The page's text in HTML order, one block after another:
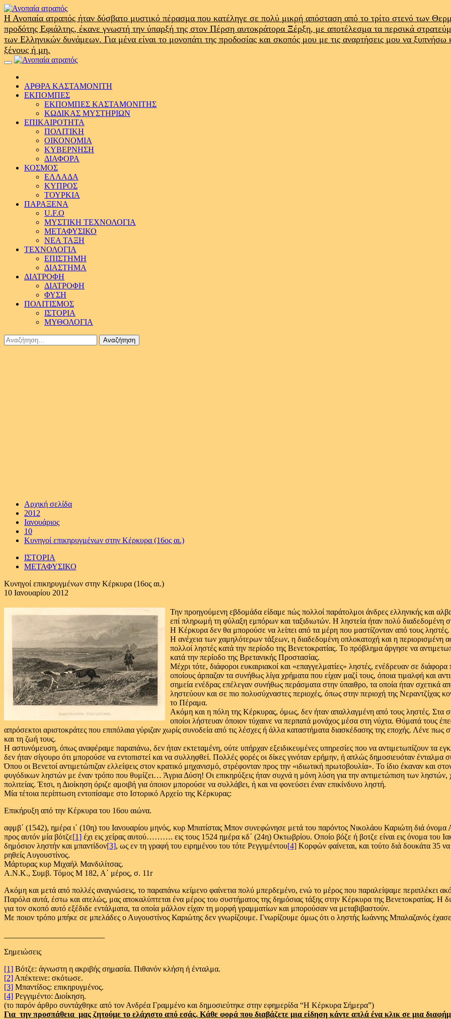
Skip
to
content
Η Ανοπαία ατραπός ήταν δύσβατο μυστικό πέρασμα που κατέληγε σε πολύ μικρή απόσταση από το τρίτο στενό των
προδότης Εφιάλτης, έκανε γνωστή την ύπαρξή της στον Πέρση αυτοκράτορα Ξέρξη, με αποτέλεσμα τα περσικά
των Ελληνικών δυνάμεων. Για μένα είναι το μονοπάτι της προδοσίας και σκοπός μου με τις αναρτήσεις μου να
ξένους ή μη.
Primary
ΑΡΘΡΑ ΚΑΣΤΑΜΟΝΙΤΗ
ΕΚΠΟΜΠΕΣ
ΕΚΠΟΜΠΕΣ ΚΑΣΤΑΜΟΝΙΤΗΣ
ΚΩΔΙΚΑΣ ΜΥΣΤΗΡΙΩΝ
ΕΠΙΚΑΙΡΟΤΗΤΑ
ΠΟΛΙΤΙΚΗ
ΟΙΚΟΝΟΜΙΑ
ΚΥΒΕΡΝΗΣΗ
ΔΙΑΦΟΡΑ
ΚΟΣΜΟΣ
ΕΛΛΑΔΑ
ΚΥΠΡΟΣ
ΤΟΥΡΚΙΑ
ΠΑΡΑΞΕΝΑ
U.F.O
ΜΥΣΤΙΚΗ ΤΕΧΝΟΛΟΓΙΑ
ΜΕΤΑΦΥΣΙΚΟ
ΝΕΑ ΤΑΞΗ
ΤΕΧΝΟΛΟΓΙΑ
ΕΠΙΣΤΗΜΗ
ΔΙΑΣΤΗΜΑ
ΔΙΑΤΡΟΦΗ
ΔΙΑΤΡΟΦΗ
ΦΥΣΗ
ΠΟΛΙΤΙΣΜΟΣ
ΙΣΤΟΡΙΑ
ΜΥΘΟΛΟΓΙΑ
Αναζήτηση
για:
Αρχική σελίδα
2012
Ιανουάριος
10
Κυνηγοί επικηρυγμένων στην Κέρκυρα (16ος αι.)
ΙΣΤΟΡΙΑ
ΜΕΤΑΦΥΣΙΚΟ
Κυνηγοί επικηρυγμένων στην Κέρκυρα (16ος αι.)
10 Ιανουαρίου 2012
Την προηγούμενη εβδομάδα είδαμε πώς πολλοί παράτολμοι άνδρες ελληνικής και
επί πληρωμή τη φύλαξη εμπόρων και ταξιδιωτών. Η ληστεία ήταν πολύ
Η Κέρκυρα δεν θα μπορούσε να λείπει από τα μέρη που μαστίζονταν από τους ληστές.
Η ανέχεια των χαμηλότερων τάξεων, η διαδεδομένη οπλοκατοχή και η
πολλοί ληστές κατά την περίοδο της Βενετοκρατίας. Το πρόβλημα άργησε να
κατά την περίοδο της Βρετανικής Προστασίας.
Μέχρι τότε, διάφοροι ευκαιριακοί και «επαγγελματίες» ληστές, ενέδρευαν σε
οποίους άρπαζαν τα συνήθως λίγα χρήματα που είχαν μαζί τους, όποια τιμαλφή και
σημεία ενέδρας επέλεγαν συνήθως περάσματα στην ύπαιθρο, τα οποία ήταν σχετικά
ληστεύουν και σε πιο πολυσύχναστες περιοχές, όπως στην περιοχή της Νεραντζίχας
το Πέραμα.
Ακόμη και η πόλη της Κέρκυρας, όμως, δεν ήταν απαλλαγμένη από τους ληστές. Στα
οποίοι λήστευαν όποιον τύχαινε να περπατά μονάχος μέσα στη νύχτα. Θύματά τους
απρόσεκτοι αριστοκράτες που επιπόλαια γύριζαν χωρίς συνοδεία από τις λέσχες ή άλλα καταστήματα διασκέδασης της εποχής. Λένε
και τη ζωή τους.
Η αστυνόμευση, όπως αναφέραμε παραπάνω, δεν ήταν εκτεταμένη, ούτε υπήρχαν εξειδικευμένες υπηρεσίες που να αντιμετωπίζουν τα
δεν ήταν σίγουρο ότι μπορούσε να εντοπιστεί και να συλληφθεί. Πολλές φορές οι δίκες γινόταν ερήμην, ή απλώς δημοσιευόταν ένταλμα
Όπου οι Βενετοί αντιμετώπιζαν ελλείψεις στον κρατικό μηχανισμό, στρέφονταν προς την «ιδιωτική πρωτοβουλία». Το ίδιο έκαναν και
φυγόδικων ληστών με έναν τρόπο που θυμίζει… Άγρια Δύση! Οι επικηρύξεις ήταν συχνά η μόνη λύση για την αντιμετώπιση των ληστών,
πολιτείας. Έτσι, η Διοίκηση όριζε αμοιβή για όποιον μπορούσε να συλλάβει, ή και να φονεύσει έναν επικίνδυνο ληστή.
Μία τέτοια περίπτωση εντοπίσαμε στο Ιστορικό Αρχείο της Κέρκυρας:
Επικήρυξη από την Κέρκυρα του 16ου αιώνα.
αφμβ΄ (1542), ημέρα ι΄ (10η) του Ιανουαρίου μηνός, κυρ Μπατίστας Μπον συνεφώνησε μετά του παρόντος Νικολάου Καριώτη διά
προς αυτόν μία βότζε[1] έχι εις χείρας αυτού………. εις τους 1524 ημέρα κδ΄ (24η) Οκτωβρίου. Οποίο βόζε ή βοτζε είναι εις όνομα του
δημόσιον ληστήν και μπαντίδον[3], ως εν τη γραφή του ειρημένου του τότε Ρεγγιμέντου[4] Κορφών φαίνεται, και τούτο διά δουκάτα 35
ρηθείς Αυγουστίνος.
Μάρτυρας κυρ Μιχαήλ Μανδιλίτσας.
Α.Ν.Κ., Συμβ. Τόμος Μ 182, Α΄ μέρος, σ. 11r
Ακόμη και μετά από πολλές αναγνώσεις, το παραπάνω κείμενο φαίνετια πολύ μπερδεμένο, ενώ το μέρος που παραλείψαμε περιπλέκει
Παρόλα αυτά, έστω και ατελώς, μας αποκαλύπτεται ένα μέρος του συστήματος της δημόσιας τάξης στην Κέρκυρα της Βενετοκρατίας. Η
για τον σκοπό αυτό εξέδιδε εντάλματα, τα οποία μάλλον είχαν τη μορφή γραμματίων και μπορούσαν να μεταβιβαστούν.
Με ποιον τρόπο μπήκε σε μπελάδες ο Αυγουστίνος Καριώτης δεν γνωρίζουμε. Γνωρίζουμε όμως ότι ο ληστής Ιωάννης Μπαλαζανός
Σημειώσεις
[1] Βότζε: άγνωστη η ακριβής σημασία. Πιθανόν κλήση ή ένταλμα.
[2] Απέκτεινε: σκότωσε.
[3] Μπαντίδος: επικηρυγμένος.
[4] Ρεγγιμέντο: Διοίκηση.
(το παρόν άρθρο συντάχθηκε από τον Ανδρέα Γραμμένο και δημοσιεύτηκε στην εφημερίδα “Η Κέρκυρα Σήμερα”)
Για την προσπάθεια μας ζητούμε το ελάχιστο από εσάς. Κάθε φορά που διαβάζετε μια είδηση κάντε απλά ένα κλικ σε μια